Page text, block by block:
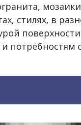
стилях, в
и потребностям